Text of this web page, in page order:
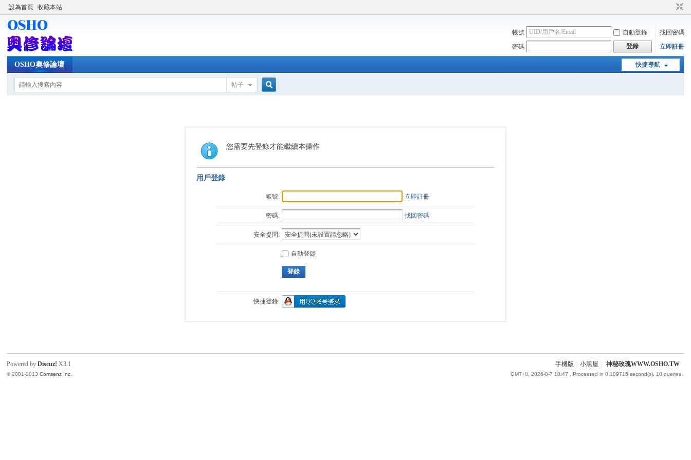
設為首頁 收藏本站
帳號 自動登錄
找回密碼
密碼
登錄 立即註冊
快捷導航
OSHO奧修論壇
帖子
索
您需要先登錄才能繼續本操作
用戶登錄
帳號: 立即註冊
密碼: 找回密碼
安全提問:
自動登錄
登錄
快捷登錄:
手機版 小黑屋 神秘玫瑰WWW.OSHO.TW
GMT+8, 2026-8-7 18:47 , Processed in 0.109715 second(s), 10 queries .
Powered byDiscuz! X3.1
© 2001-2013Comsenz Inc.